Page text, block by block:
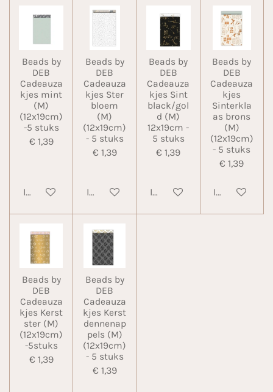
Beads by
DEB
Cadeauza
kjes mint
(M)
(12x19cm)
-5 stuks
€ 1,39
In winkelwagen
Beads by
DEB
Cadeauza
kjes Ster
bloem
(M)
(12x19cm)
- 5 stuks
€ 1,39
In winkelwagen
Beads by
DEB
Cadeauza
kjes Sint
black/gol
d (M)
12x19cm -
5 stuks
€ 1,39
In winkelwagen
Beads by
DEB
Cadeauza
kjes
Sinterkla
as brons
(M)
(12x19cm)
- 5 stuks
€ 1,39
In
Beads by
DEB
Cadeauza
kjes Kerst
ster (M)
(12x19cm)
-5stuks
€ 1,39
Beads by
DEB
Cadeauza
kjes Kerst
dennenap
pels (M)
(12x19cm)
- 5 stuks
€ 1,39